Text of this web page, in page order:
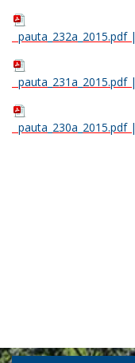
pauta_232a_2015.pdf|
pauta_231a_2015.pdf|
pauta_230a_2015.pdf|